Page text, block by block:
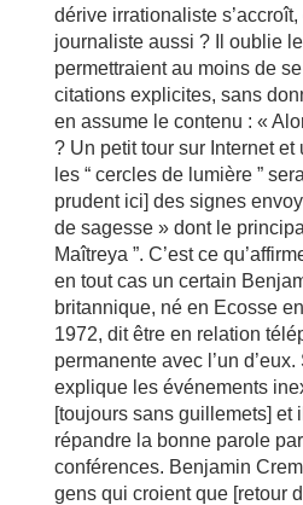
dérive irrationaliste
journaliste aussi ? Il oublie
permettraient au moins de
citations explicites, sans
en assume le contenu : «
? Un petit tour sur Internet et
les “ cercles de lumière ”
prudent ici] des signes
de sagesse » dont le
Maîtreya ”. C’est ce
en tout cas un certain
britannique, né en Ecosse
1972, dit être en relation
permanente avec l’un d’eux.
explique les événements
[toujours sans guillemets] et
répandre la bonne parole
conférences. Benjamin
gens qui croient que [retour